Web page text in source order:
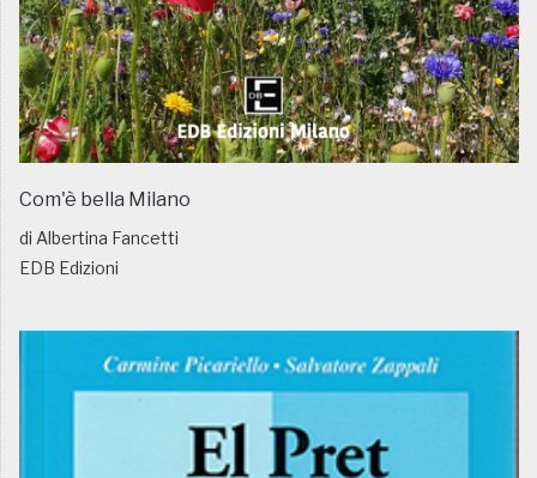
Com'è bella Milano
di Albertina Fancetti
EDB Edizioni